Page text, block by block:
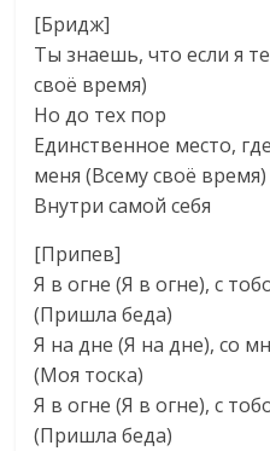
[Бридж]
Ты знаешь, что если я
своё время)
Но до тех пор
Единственное место,
меня (Всему своё время)
Внутри самой себя
[Припев]
Я в огне (Я в огне), с
(Пришла беда)
Я на дне (Я на дне), со
(Моя тоска)
Я в огне (Я в огне), с
(Пришла беда)